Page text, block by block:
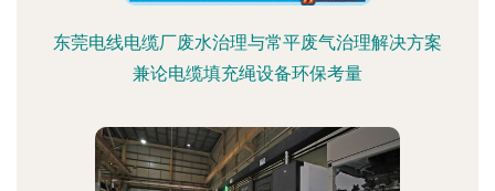
东莞电线电缆厂废水治理与常平废气治理解决方案
兼论电缆填充绳设备环保考量